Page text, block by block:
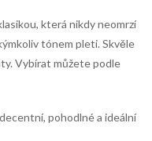
která nikdy neomrzí
tónem pleti. Skvěle
Vybírat můžete podle
pohodlné a ideální